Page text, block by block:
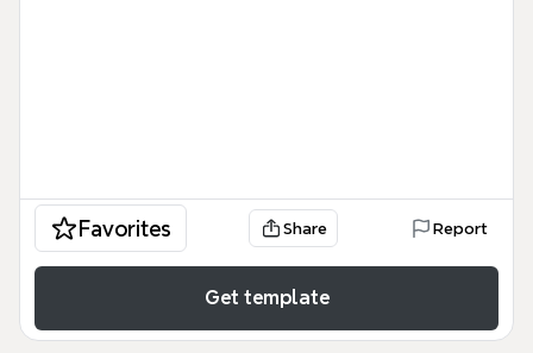
Favorites Share Report
Get template